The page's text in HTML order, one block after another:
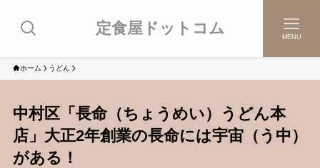
定食屋ドットコム MENU
ホーム うどん
中村区「長命（ちょうめい）うどん本
店」大正2年創業の長命には宇宙（う中）
がある！